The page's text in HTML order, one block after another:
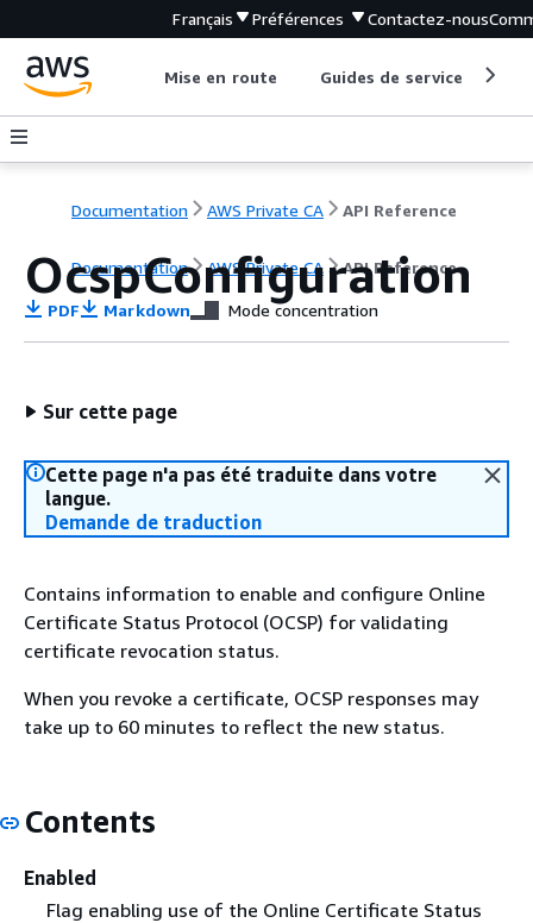
Français Préférences Contactez-nous
Mise en route Guides de service
Documentation AWS Private CA API Reference
Documentation AWS Private CA API Reference
OcspConfiguration
PDF Markdown Mode concentration
Sur cette page
Cette page n'a pas été traduite dans votre
langue.
Demande de traduction
Contains information to enable and configure Online
Certificate Status Protocol (OCSP) for validating
certificate revocation status.
When you revoke a certificate, OCSP responses may
take up to 60 minutes to reflect the new status.
Contents
Enabled
Flag enabling use of the Online Certificate Status